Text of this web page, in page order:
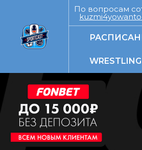
По вопросам
WRESTLING